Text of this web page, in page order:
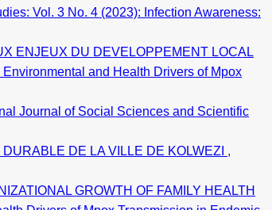
Vol. 3 No. 4 (2023): Infection Awareness:
ENJEUX DU DEVELOPPEMENT LOCAL
and Health Drivers of Mpox
Journal of Social Sciences and Scientific
DE LA VILLE DE KOLWEZI ,
GROWTH OF FAMILY HEALTH